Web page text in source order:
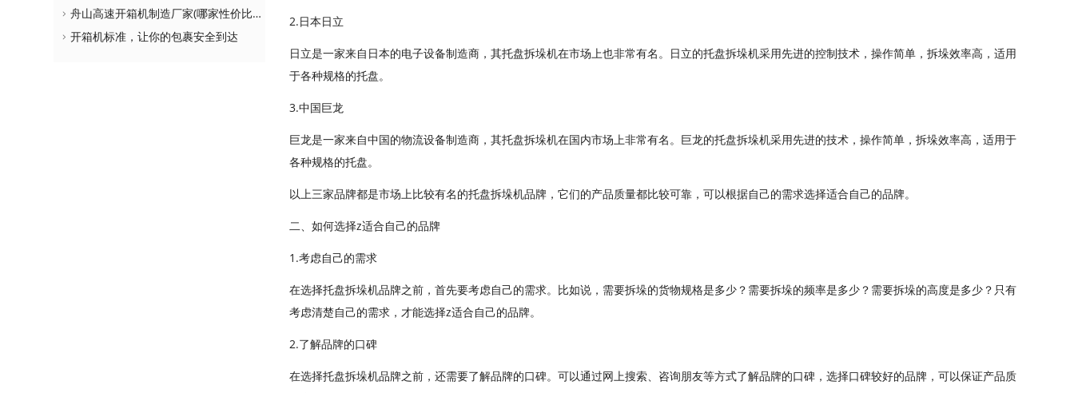
2.日本日立
日立是一家来自日本的电子设备制造商，其托盘拆垛机在市场上也非常有名。日立的托盘拆垛机采用先进的控制技术，操作简单，拆垛效率高，适用
于各种规格的托盘。
3.中国巨龙
巨龙是一家来自中国的物流设备制造商，其托盘拆垛机在国内市场上非常有名。巨龙的托盘拆垛机采用先进的技术，操作简单，拆垛效率高，适用于
各种规格的托盘。
以上三家品牌都是市场上比较有名的托盘拆垛机品牌，它们的产品质量都比较可靠，可以根据自己的需求选择适合自己的品牌。
二、如何选择z适合自己的品牌
1.考虑自己的需求
在选择托盘拆垛机品牌之前，首先要考虑自己的需求。比如说，需要拆垛的货物规格是多少？需要拆垛的频率是多少？需要拆垛的高度是多少？只有
考虑清楚自己的需求，才能选择z适合自己的品牌。
2.了解品牌的口碑
在选择托盘拆垛机品牌之前，还需要了解品牌的口碑。可以通过网上搜索、咨询朋友等方式了解品牌的口碑，选择口碑较好的品牌，可以保证产品质
舟山高速开箱机制造厂家(哪家性价比更高)
开箱机标准，让你的包裹安全到达